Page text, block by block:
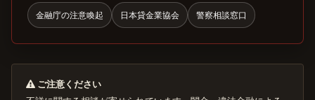
金融庁の注意喚起 日本貸金業協会 警察相談窓口
ご注意ください